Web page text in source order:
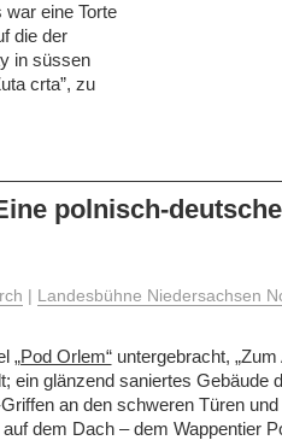
eine Torte
die der
in süssen
crta”, zu
polnisch-deutsche
Landesbühne Niedersachsen
„Pod Orlem“untergebracht, „Zum
ein glänzend saniertes Gebäude
an den schweren Türen
dem Dach – dem Wappentier